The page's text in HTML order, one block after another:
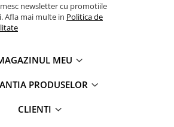
newsletter cu promotiile
Afla mai multe in Politica de
MEU
PRODUSELOR
CLIENTI